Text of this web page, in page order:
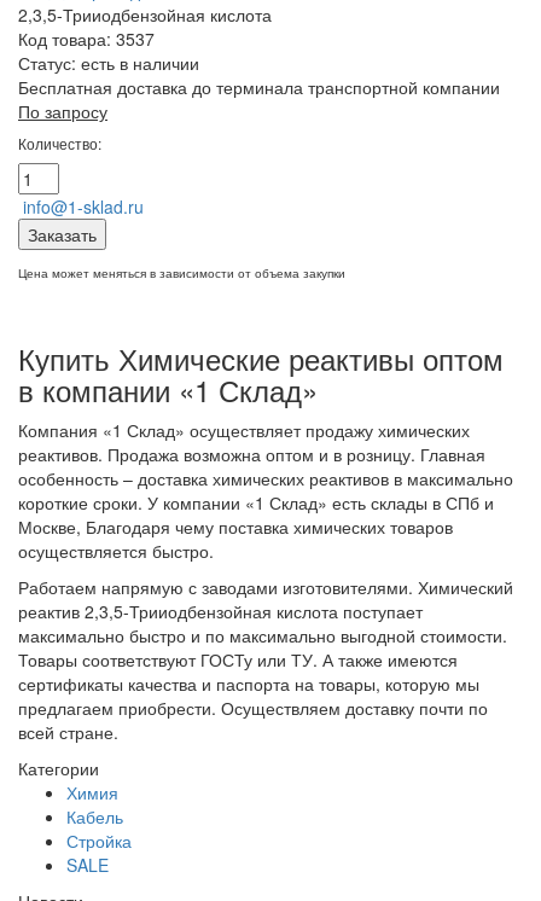
2,3,5-Трииодбензойная кислота
Код товара: 3537
Статус: есть в наличии
Бесплатная доставка до терминала транспортной компании
По запросу
Количество:
info@1-sklad.ru
Заказать
Цена может меняться в зависимости от объема закупки
Купить Химические реактивы оптом
в компании «1 Склад»
Компания «1 Склад» осуществляет продажу химических
реактивов. Продажа возможна оптом и в розницу. Главная
особенность – доставка химических реактивов в максимально
короткие сроки. У компании «1 Склад» есть склады в СПб и
Москве, Благодаря чему поставка химических товаров
осуществляется быстро.
Работаем напрямую с заводами изготовителями. Химический
реактив 2,3,5-Трииодбензойная кислота поступает
максимально быстро и по максимально выгодной стоимости.
Товары соответствуют ГОСТу или ТУ. А также имеются
сертификаты качества и паспорта на товары, которую мы
предлагаем приобрести. Осуществляем доставку почти по
всей стране.
Категории
Химия
Кабель
Стройка
SALE